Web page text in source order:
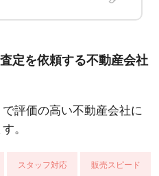
定を依頼する不動産会社
評価の高い不動産会社に
。
スタッフ対応 販売スピード